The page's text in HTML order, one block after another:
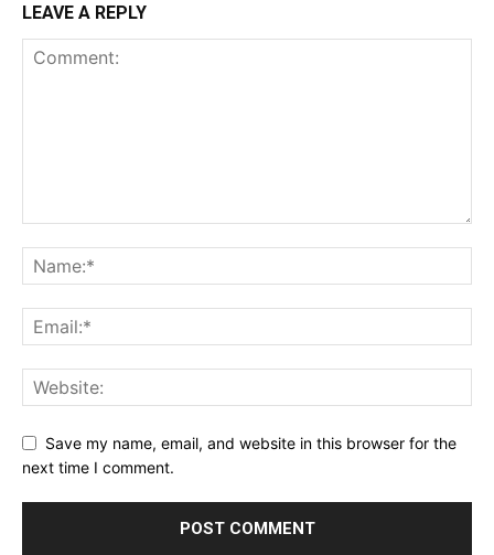
LEAVE A REPLY
Save my name, email, and website in this browser for the
next time I comment.